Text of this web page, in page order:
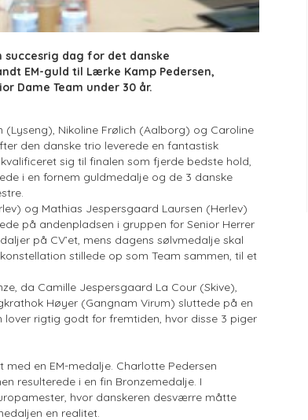
succesrig dag for det danske
EM-guld til Lærke Kamp Pedersen,
Dame Team under 30 år.
(Lyseng), Nikoline Frølich (Aalborg) og Caroline
den danske trio leverede en fantastisk
sig til finalen som fjerde bedste hold,
i en fornem guldmedalje og de 3 danske
og Mathias Jespersgaard Laursen (Herlev)
på andenpladsen i gruppen for Senior Herrer
på CV’et, mens dagens sølvmedalje skal
stillede op som Team sammen, til et
da Camille Jespersgaard La Cour (Skive),
Høyer (Gangnam Virum) sluttede på en
rigtig godt for fremtiden, hvor disse 3 piger
en EM-medalje. Charlotte Pedersen
resulterede i en fin Bronzemedalje. I
hvor danskeren desværre måtte
en realitet.